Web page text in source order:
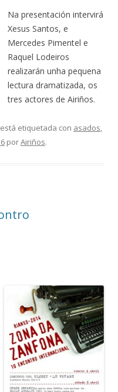
Na presentación intervirá
Xesus Santos, e
Mercedes Pimentel e
Raquel Lodeiros
realizarán unha pequena
lectura dramatizada, os
tres actores de Airiños.
etiquetada con asados,
porAiriños.